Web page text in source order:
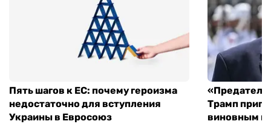
Пять шагов к ЕС: почему героизма
недостаточно для вступления
Украины в Евросоюз
Трамп
виновным в